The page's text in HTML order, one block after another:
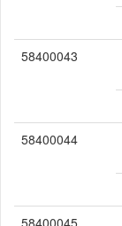
58400043
58400044
58400045